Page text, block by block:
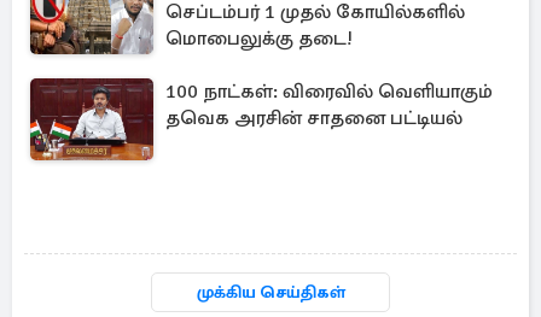
செப்டம்பர் 1 முதல் கோயில்களில்
மொபைலுக்கு தடை!
100 நாட்கள்: விரைவில் வெளியாகும்
தவெக அரசின் சாதனை பட்டியல்
முக்கிய செய்திகள்